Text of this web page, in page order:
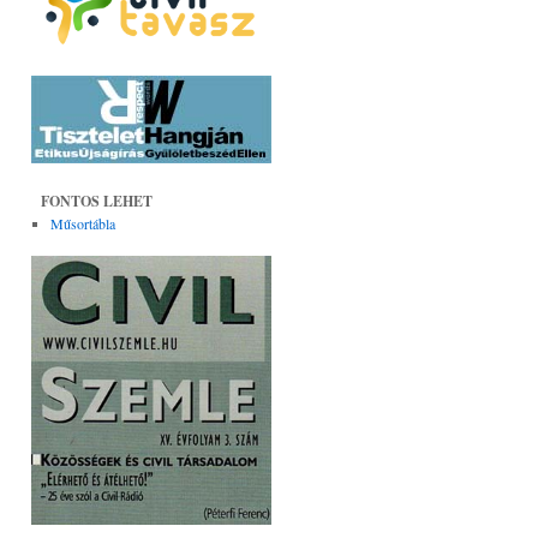
FONTOS LEHET
Műsortábla